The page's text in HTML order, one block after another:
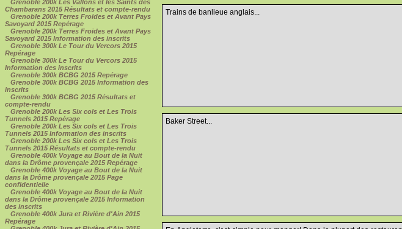
Grenoble 200k Les Vallons et les Saints des
Chambarans 2015 Résultats et compte-rendu
Grenoble 200k Terres Froides et Avant Pays
Savoyard 2015 Repérage
Grenoble 200k Terres Froides et Avant Pays
Savoyard 2015 Information des inscrits
Grenoble 300k Le Tour du Vercors 2015
Repérage
Grenoble 300k Le Tour du Vercors 2015
Information des inscrits
Grenoble 300k BCBG 2015 Repérage
Grenoble 300k BCBG 2015 Information des
inscrits
Grenoble 300k BCBG 2015 Résultats et
compte-rendu
Grenoble 200k Les Six cols et Les Trois
Tunnels 2015 Repérage
Grenoble 200k Les Six cols et Les Trois
Tunnels 2015 Information des inscrits
Grenoble 200k Les Six cols et Les Trois
Tunnels 2015 Résultats et compte-rendu
Grenoble 400k Voyage au Bout de la Nuit
dans la Drôme provençale 2015 Repérage
Grenoble 400k Voyage au Bout de la Nuit
dans la Drôme provençale 2015 Page
confidentielle
Grenoble 400k Voyage au Bout de la Nuit
dans la Drôme provençale 2015 Information
des inscrits
Grenoble 400k Jura et Rivière d'Ain 2015
Repérage
Trains de banlieue anglais...
Baker Street...